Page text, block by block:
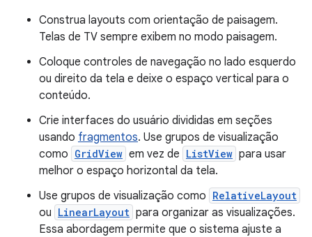
Construa layouts com orientação de paisagem.
Telas de TV sempre exibem no modo paisagem.
Coloque controles de navegação no lado esquerdo
ou direito da tela e deixe o espaço vertical para o
conteúdo.
Crie interfaces do usuário divididas em seções
usando fragmentos. Use grupos de visualização
como GridView em vez de ListView para usar
melhor o espaço horizontal da tela.
Use grupos de visualização como RelativeLayout
ou LinearLayout para organizar as visualizações.
Essa abordagem permite que o sistema ajuste a